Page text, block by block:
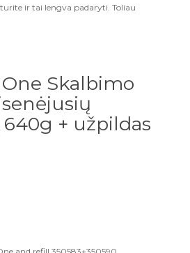
ir tai lengva padaryti. Toliau
Skalbimo
+ užpildas